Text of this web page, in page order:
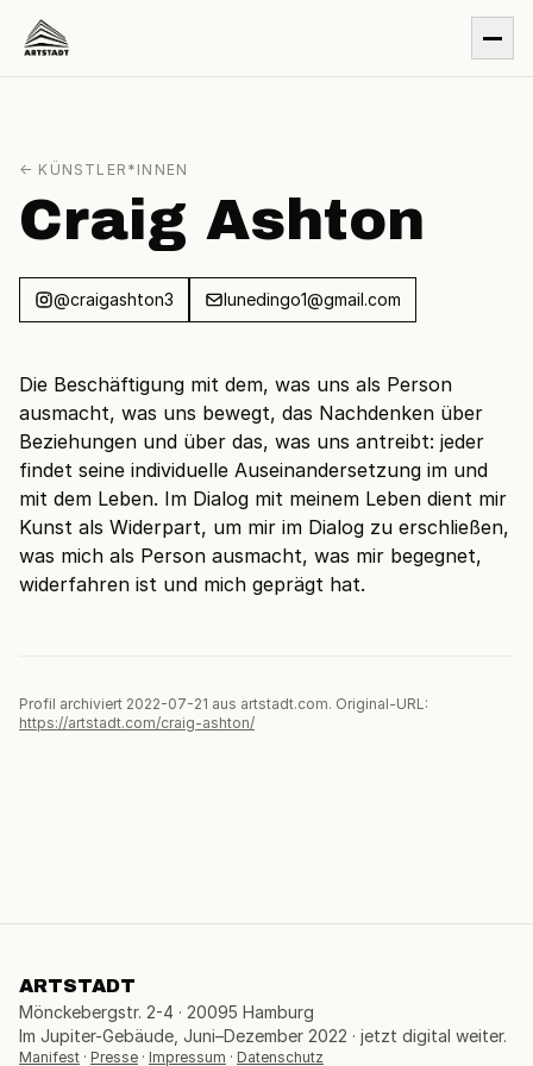
← KÜNSTLER*INNEN
Craig Ashton
@craigashton3 lunedingo1@gmail.com
Die Beschäftigung mit dem, was uns als Person
ausmacht, was uns bewegt, das Nachdenken über
Beziehungen und über das, was uns antreibt: jeder
findet seine individuelle Auseinandersetzung im und
mit dem Leben. Im Dialog mit meinem Leben dient mir
Kunst als Widerpart, um mir im Dialog zu erschließen,
was mich als Person ausmacht, was mir begegnet,
widerfahren ist und mich geprägt hat.
Profil archiviert 2022-07-21 aus artstadt.com. Original-URL:
https://artstadt.com/craig-ashton/
ARTSTADT
Mönckebergstr. 2-4 · 20095 Hamburg
Im Jupiter-Gebäude, Juni–Dezember 2022 · jetzt digital weiter.
Manifest · Presse · Impressum · Datenschutz